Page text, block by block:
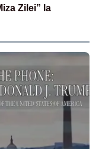
Zilei” la